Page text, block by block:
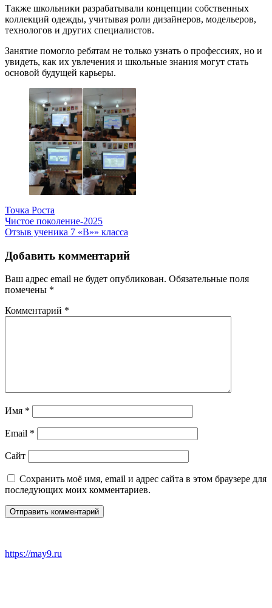
Также школьники разрабатывали концепции собственных
коллекций одежды, учитывая роли дизайнеров, модельеров,
технологов и других специалистов.
Занятие помогло ребятам не только узнать о профессиях, но и
увидеть, как их увлечения и школьные знания могут стать
основой будущей карьеры.
Точка Роста
Навигация
по
записям
Чистое поколение-2025
Отзыв ученика 7 «В»» класса
Добавить комментарий
Ваш адрес email не будет опубликован. Обязательные поля
помечены *
Комментарий *
Имя *
Email *
Сайт
Сохранить моё имя, email и адрес сайта в этом браузере для
последующих моих комментариев.
https://may9.ru